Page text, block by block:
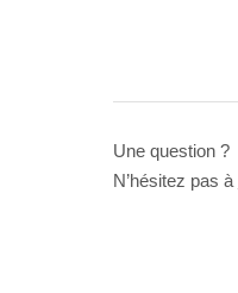
Une question ?
N’hésitez pas à